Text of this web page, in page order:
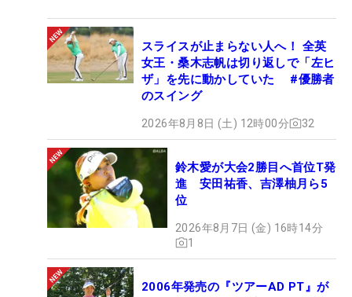
スライスが止まらない人へ！ 全英
女王・桑木志帆は切り返しで「左ヒ
ザ」を先に動かしていた #優勝者
のスイング
2026年8月8日 (土) 12時00分 32
鈴木愛が大会2勝目へ首位T発
進 安田祐香、吉澤柚月ら5
位
2026年8月7日 (金) 16時14分
1
2006年発売の『ツアーAD PT』が